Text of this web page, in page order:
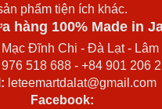
phẩm tiện ích khác.
hàng 100% Made in
Đĩnh Chi - Đà Lạt -
976 518 688 - +84 901 206
leteemartdalat@gmail.com
Facebook: